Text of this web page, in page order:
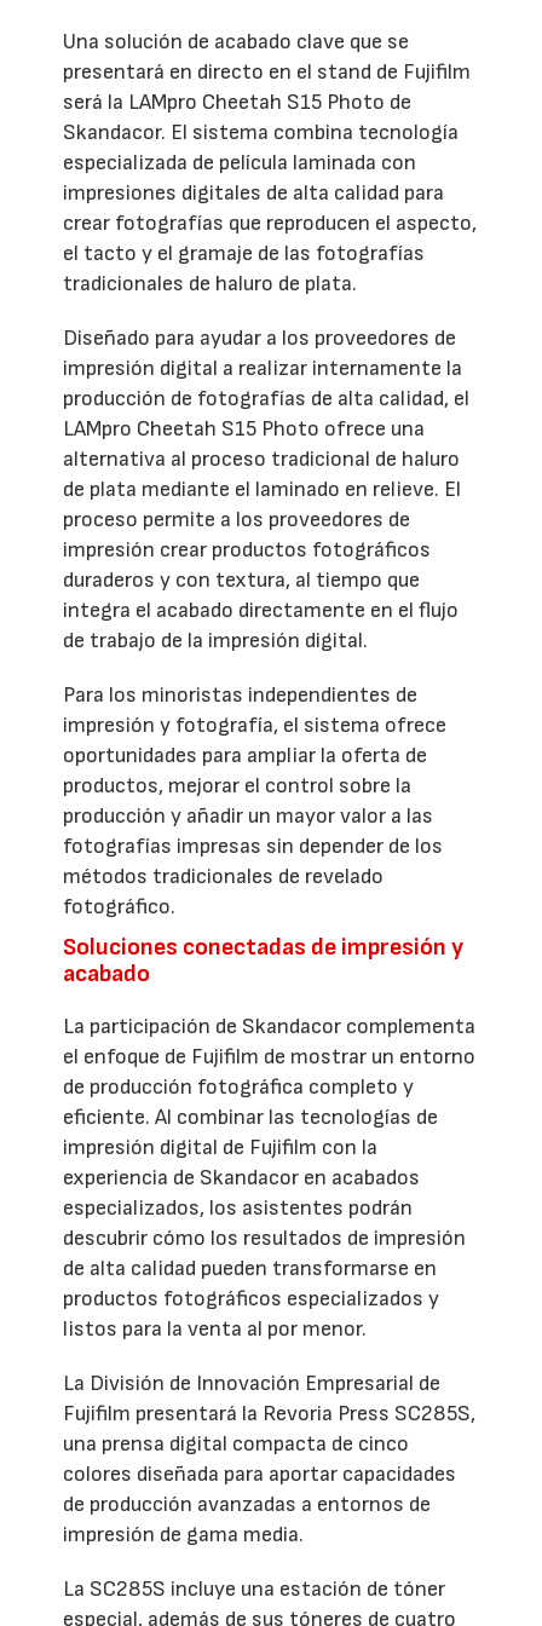
Una solución de acabado clave que se
presentará en directo en el stand de Fujifilm
será la LAMpro Cheetah S15 Photo de
Skandacor. El sistema combina tecnología
especializada de película laminada con
impresiones digitales de alta calidad para
crear fotografías que reproducen el aspecto,
el tacto y el gramaje de las fotografías
tradicionales de haluro de plata.
Diseñado para ayudar a los proveedores de
impresión digital a realizar internamente la
producción de fotografías de alta calidad, el
LAMpro Cheetah S15 Photo ofrece una
alternativa al proceso tradicional de haluro
de plata mediante el laminado en relieve. El
proceso permite a los proveedores de
impresión crear productos fotográficos
duraderos y con textura, al tiempo que
integra el acabado directamente en el flujo
de trabajo de la impresión digital.
Para los minoristas independientes de
impresión y fotografía, el sistema ofrece
oportunidades para ampliar la oferta de
productos, mejorar el control sobre la
producción y añadir un mayor valor a las
fotografías impresas sin depender de los
métodos tradicionales de revelado
fotográfico.
Soluciones conectadas de impresión y
acabado
La participación de Skandacor complementa
el enfoque de Fujifilm de mostrar un entorno
de producción fotográfica completo y
eficiente. Al combinar las tecnologías de
impresión digital de Fujifilm con la
experiencia de Skandacor en acabados
especializados, los asistentes podrán
descubrir cómo los resultados de impresión
de alta calidad pueden transformarse en
productos fotográficos especializados y
listos para la venta al por menor.
La División de Innovación Empresarial de
Fujifilm presentará la Revoria Press SC285S,
una prensa digital compacta de cinco
colores diseñada para aportar capacidades
de producción avanzadas a entornos de
impresión de gama media.
La SC285S incluye una estación de tóner
especial, además de sus tóneres de cuatro